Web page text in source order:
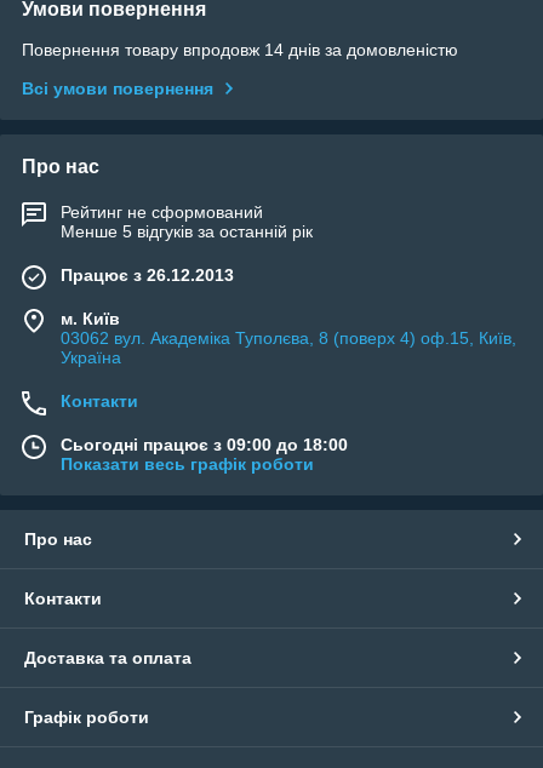
Умови повернення
Повернення товару впродовж 14 днів за домовленістю
Всі умови повернення
Про нас
Рейтинг не сформований
Менше 5 відгуків за останній рік
Працює з 26.12.2013
м. Київ
03062 вул. Академіка Туполєва, 8 (поверх 4) оф.15, Київ,
Україна
Контакти
Сьогодні працює з 09:00 до 18:00
Показати весь графік роботи
Про нас
Контакти
Доставка та оплата
Графік роботи